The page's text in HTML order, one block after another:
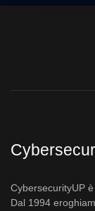
CybersecurityUP
Dal 1994